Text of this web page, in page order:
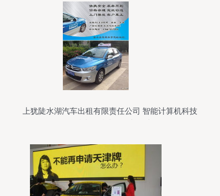
上犹陡水湖汽车出租有限责任公司 智能计算机科技